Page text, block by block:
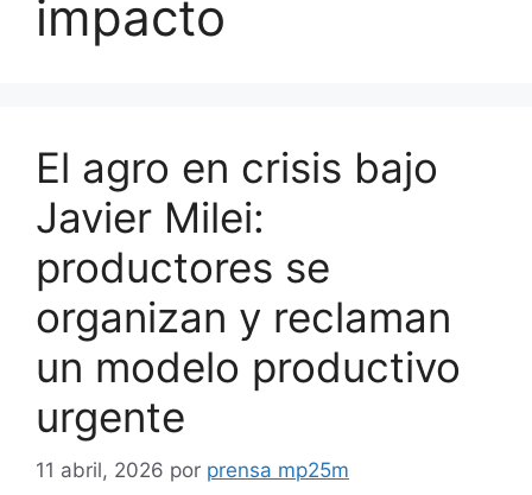
impacto
El agro en crisis bajo
Javier Milei:
productores se
organizan y reclaman
un modelo productivo
urgente
11 abril, 2026 por prensa mp25m